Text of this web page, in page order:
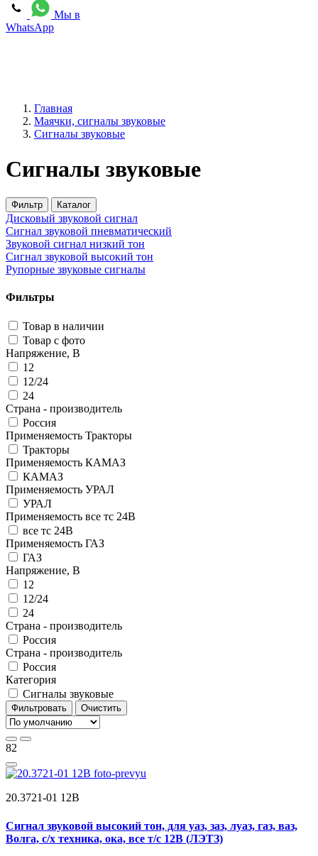
Мы в
WhatsApp
Главная
Маячки, сигналы звуковые
Сигналы звуковые
Сигналы звуковые
Фильтр Каталог
Дисковый звуковой сигнал
Сигнал звуковой пневматический
Звуковой сигнал низкий тон
Сигнал звуковой высокий тон
Рупорные звуковые сигналы
Фильтры
Товар в наличии
Товар с фото
Напряжение, В
12
12/24
24
Страна - производитель
Россия
Применяемость Тракторы
Тракторы
Применяемость КАМАЗ
КАМАЗ
Применяемость УРАЛ
УРАЛ
Применяемость все тс 24В
все тс 24В
Применяемость ГАЗ
ГАЗ
Напряжение, В
12
12/24
24
Страна - производитель
Россия
Страна - производитель
Россия
Категория
Сигналы звуковые
Фильтровать Очистить
82
20.3721-01 12В
Сигнал звуковой высокий тон, для уаз, заз, луаз, газ, ваз,
Волга, с/х техника, ока, все т/с 12В (ЛЭТЗ)